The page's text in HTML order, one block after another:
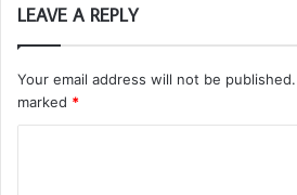
LEAVE A REPLY
Your email address will not be published.
marked *